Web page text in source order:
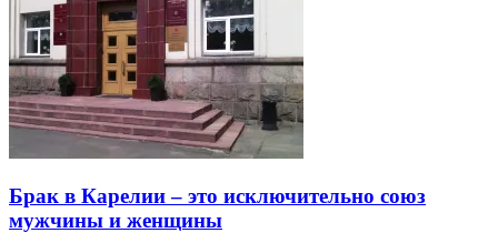
Брак в Карелии – это исключительно союз
мужчины и женщины